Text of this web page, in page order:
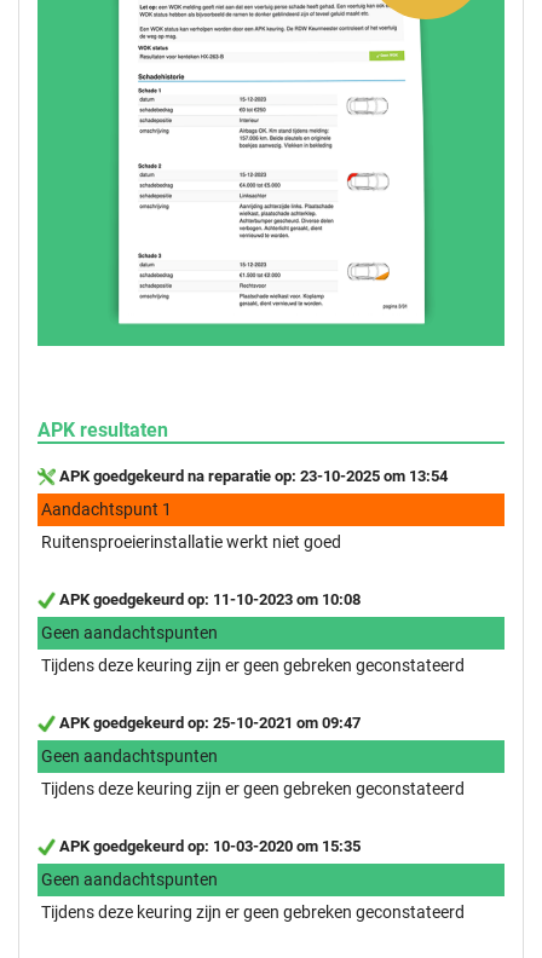
APK resultaten
APK goedgekeurd na reparatie op: 23-10-2025 om 13:54
Aandachtspunt 1
Ruitensproeierinstallatie werkt niet goed
APK goedgekeurd op: 11-10-2023 om 10:08
Geen aandachtspunten
Tijdens deze keuring zijn er geen gebreken geconstateerd
APK goedgekeurd op: 25-10-2021 om 09:47
Geen aandachtspunten
Tijdens deze keuring zijn er geen gebreken geconstateerd
APK goedgekeurd op: 10-03-2020 om 15:35
Geen aandachtspunten
Tijdens deze keuring zijn er geen gebreken geconstateerd